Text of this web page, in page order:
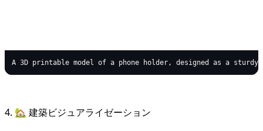
4. 🏡 建築ビジュアライゼーション